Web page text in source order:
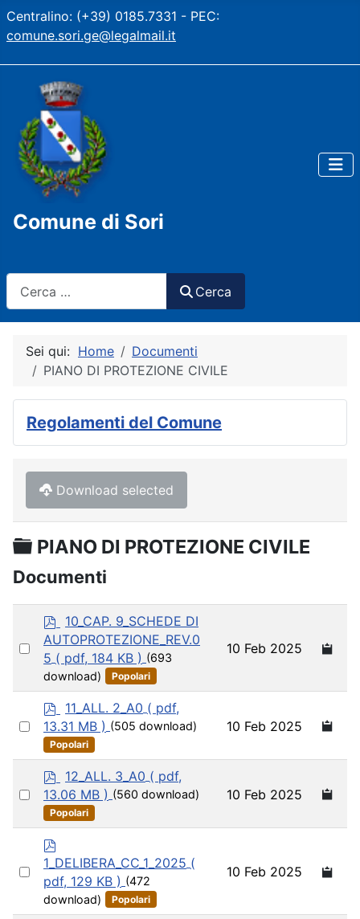
Centralino: (+39) 0185.7331 - PEC:
comune.sori.ge@legalmail.it
Comune di Sori
Cerca
Sei qui: Home
Documenti
PIANO DI PROTEZIONE CIVILE
Regolamenti del Comune
Download selected
Cartella
PIANO DI PROTEZIONE CIVILE
Documenti
Select
p
d
f
10_CAP. 9_SCHEDE DI
AUTOPROTEZIONE_REV.0
5 ( pdf, 184 KB ) (693
download)
Popolari
10 Feb 2025
Select
item
p
d
f
11_ALL. 2_A0 ( pdf,
13.31 MB ) (505 download)
Popolari
10 Feb 2025
Select
item
p
d
f
12_ALL. 3_A0 ( pdf,
13.06 MB ) (560 download)
Popolari
10 Feb 2025
Select
d
f
1_DELIBERA_CC_1_2025 (
pdf, 129 KB ) (472
download)
Popolari
10 Feb 2025